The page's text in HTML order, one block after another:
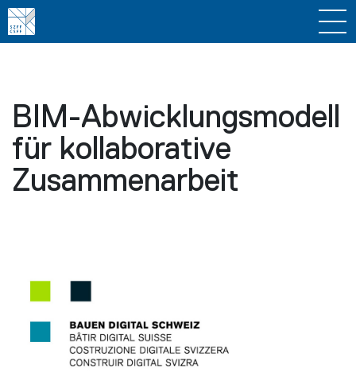
BIM-Abwicklungsmodell
für kollaborative
Zusammenarbeit